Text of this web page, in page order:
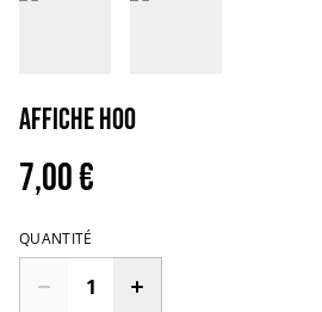
Affiche Hoo
7,00 €
QUANTITÉ